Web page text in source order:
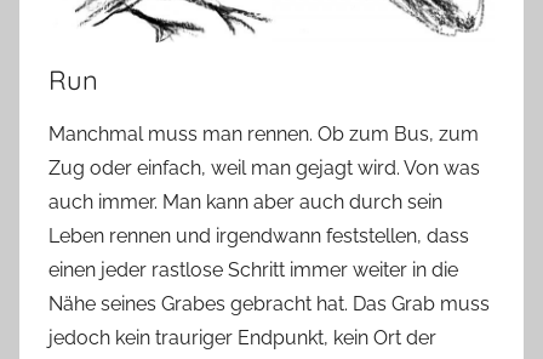
Run
Manchmal muss man rennen. Ob zum Bus, zum
Zug oder einfach, weil man gejagt wird. Von was
auch immer. Man kann aber auch durch sein
Leben rennen und irgendwann feststellen, dass
einen jeder rastlose Schritt immer weiter in die
Nähe seines Grabes gebracht hat. Das Grab muss
jedoch kein trauriger Endpunkt, kein Ort der